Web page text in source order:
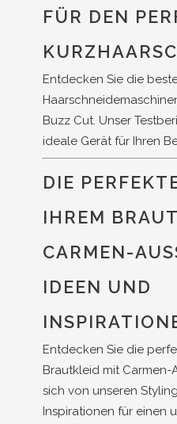
FÜR DEN
Entdecken Sie die
Buzz Cut. Unser
ideale Gerät für Ihren
DIE
IHREM
CARMEN-
IDEEN UND
Entdecken Sie die
Brautkleid mit Carmen-
sich von unseren
Inspirationen für einen